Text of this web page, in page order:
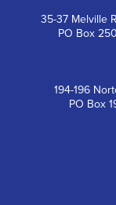
35-37 Melville
PO Box
194-196
PO Box